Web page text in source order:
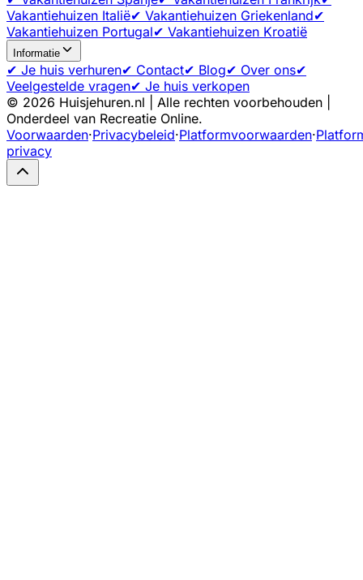
Vakantiehuizen Italië✔ Vakantiehuizen Griekenland✔
Vakantiehuizen Portugal✔ Vakantiehuizen Kroatië
Informatie
✔ Je huis verhuren✔ Contact✔ Blog✔ Over ons✔
Veelgestelde vragen✔ Je huis verkopen
© 2026 Huisjehuren.nl | Alle rechten voorbehouden |
Onderdeel van Recreatie Online.
Voorwaarden·Privacybeleid·Platformvoorwaarden·
privacy